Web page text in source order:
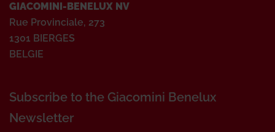
GIACOMINI-BENELUX NV
Rue Provinciale, 273
1301 BIERGES
BELGIE
Subscribe to the Giacomini Benelux
Newsletter